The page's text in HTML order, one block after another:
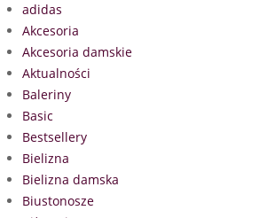
adidas
Akcesoria
Akcesoria damskie
Aktualności
Baleriny
Basic
Bestsellery
Bielizna
Bielizna damska
Biustonosze